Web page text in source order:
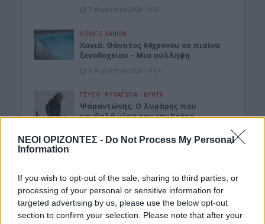
ΝΕΟΙ ΟΡΙΖΟΝΤΕΣ - Do Not Process My Personal
Information
If you wish to opt-out of the sale, sharing to third parties, or
processing of your personal or sensitive information for
targeted advertising by us, please use the below opt-out
section to confirm your selection. Please note that after your
7 Αυγούστου 2026 14:57
ΝΟΜΌΣ ΧΑΝΊΩΝ
Χανιά: Θάνατος 64χρονου σε πισίνα
ξενοδοχείου – Μια σύλληψη
7 Αυγούστου 2026 14:54
ΓΕΎΣΗ - ΨΥΧΑΓΩΓΊΑ • ΚΡΗΤΗ
Ψαραντώνης: Ο λυράρης που
κουβαλά μέσα του την Κρήτη
ελαιοτριβεία τούς “σώζουν” από το
ψηφιακό χάος
7 Αυγούστου 2026 13:30